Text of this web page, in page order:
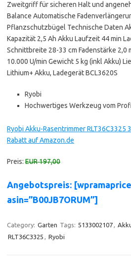
Zweitgriff für sicheren Halt und
Balance Automatische
Pflanzschutzbügel Technische Daten
Kapazität 2,5 Ah Akku Laufzeit 44 min
Schnittbreite 28-33 cm Fadenstärke 2,0
10.000 U/min Gewicht 5 kg (inkl Akku)
Lithium+ Akku, Ladegerät BCL3620S
Ryobi
Hochwertiges Werkzeug vom Profi
Ryobi Akku-Rasentrimmer RLT36C3325
Rabatt auf Amazon.de
Preis: EUR 197,00
Angebotspreis: [wpramaprice
asin=”B00JB7ORUM”]
Category: Garten Tags: 5133002107,
RLT36C3325 , Ryobi